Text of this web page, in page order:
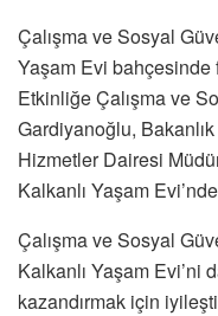
Çalışma ve Sosyal
Yaşam Evi
Etkinliğe Çalışma ve
Gardiyanoğlu,
Hizmetler Dairesi
Kalkanlı Yaşam
Çalışma ve Sosyal
Kalkanlı Yaşam Evi’ni
kazandırmak için